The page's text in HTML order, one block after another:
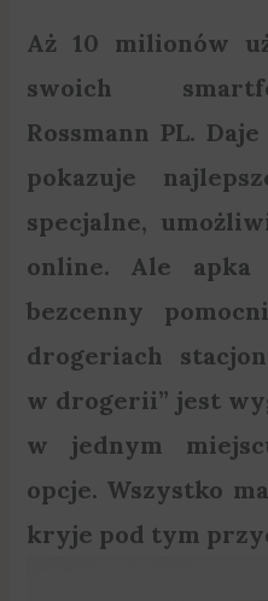
Aż 10 milionów
swoich
Rossmann PL.
pokazuje
specjalne,
online. Ale apka
bezcenny
drogeriach
w drogerii” jest
w jednym
opcje. Wszystko
kryje pod tym